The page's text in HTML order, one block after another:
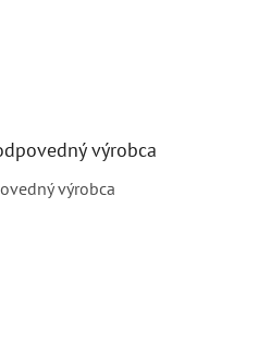
výrobca
výrobca